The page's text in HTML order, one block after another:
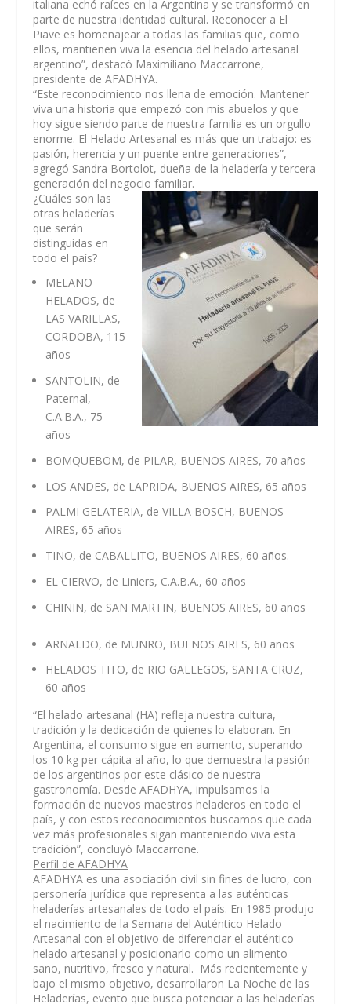
italiana echó raíces en la Argentina y se transformó en
parte de nuestra identidad cultural. Reconocer a El
Piave es homenajear a todas las familias que, como
ellos, mantienen viva la esencia del helado artesanal
argentino”, destacó Maximiliano Maccarrone,
presidente de AFADHYA.
“Este reconocimiento nos llena de emoción. Mantener
viva una historia que empezó con mis abuelos y que
hoy sigue siendo parte de nuestra familia es un orgullo
enorme. El Helado Artesanal es más que un trabajo: es
pasión, herencia y un puente entre generaciones”,
agregó Sandra Bortolot, dueña de la heladería y tercera
generación del negocio familiar.
¿Cuáles son las
otras heladerías
que serán
distinguidas en
todo el país?
MELANO
HELADOS, de
LAS VARILLAS,
CORDOBA, 115
años
SANTOLIN, de
Paternal,
C.A.B.A., 75
años
BOMQUEBOM, de PILAR, BUENOS AIRES, 70 años
LOS ANDES, de LAPRIDA, BUENOS AIRES, 65 años
PALMI GELATERIA, de VILLA BOSCH, BUENOS
AIRES, 65 años
TINO, de CABALLITO, BUENOS AIRES, 60 años.
EL CIERVO, de Liniers, C.A.B.A., 60 años
CHININ, de SAN MARTIN, BUENOS AIRES, 60 años
ARNALDO, de MUNRO, BUENOS AIRES, 60 años
HELADOS TITO, de RIO GALLEGOS, SANTA CRUZ,
60 años
“El helado artesanal (HA) refleja nuestra cultura,
tradición y la dedicación de quienes lo elaboran. En
Argentina, el consumo sigue en aumento, superando
los 10 kg per cápita al año, lo que demuestra la pasión
de los argentinos por este clásico de nuestra
gastronomía. Desde AFADHYA, impulsamos la
formación de nuevos maestros heladeros en todo el
país, y con estos reconocimientos buscamos que cada
vez más profesionales sigan manteniendo viva esta
tradición”, concluyó Maccarrone.
Perfil de AFADHYA
AFADHYA es una asociación civil sin fines de lucro, con
personería jurídica que representa a las auténticas
heladerías artesanales de todo el país. En 1985 produjo
el nacimiento de la Semana del Auténtico Helado
Artesanal con el objetivo de diferenciar el auténtico
helado artesanal y posicionarlo como un alimento
sano, nutritivo, fresco y natural. Más recientemente y
bajo el mismo objetivo, desarrollaron La Noche de las
Heladerías, evento que busca potenciar a las heladerías